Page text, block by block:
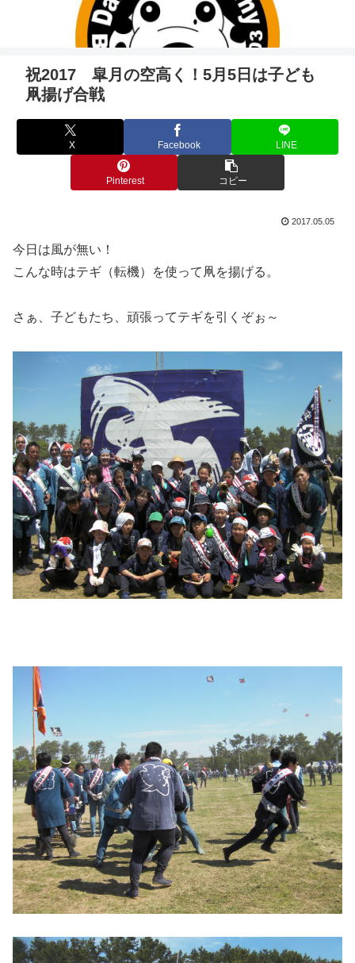
祝2017 皐月の空高く！5月5日は子ども
凧揚げ合戦
X Facebook LINE
Pinterest コピー
2017.05.05
今日は風が無い！
こんな時はテギ（転機）を使って凧を揚げる。
さぁ、子どもたち、頑張ってテギを引くぞぉ～